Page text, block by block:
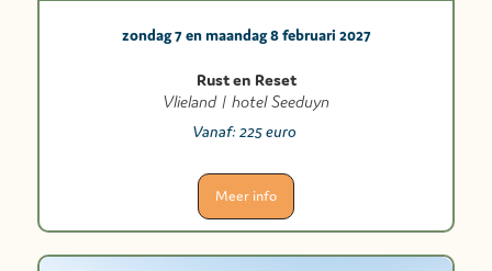
zondag 7 en maandag 8 februari 2027
Rust en Reset
Vlieland | hotel Seeduyn
Vanaf:225 euro
Meer info